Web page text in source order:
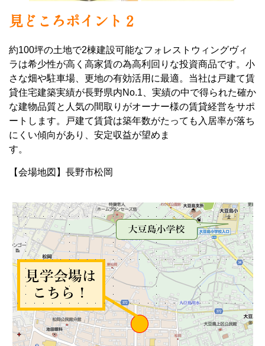
見どころポイント２
約100坪の土地で2棟建設可能なフォレストウィングヴィ
ラは希少性が高く高家賃の為高利回りな投資商品です。小
さな畑や駐車場、更地の有効活用に最適。当社は戸建て賃
貸住宅建築実績が長野県内No.1、実績の中で得られた確か
な建物品質と人気の間取りがオーナー様の賃貸経営をサポ
ートします。戸建て賃貸は築年数がたっても入居率が落ち
にくい傾向があり、安定収益が望めま
す。
【会場地図】長野市松岡